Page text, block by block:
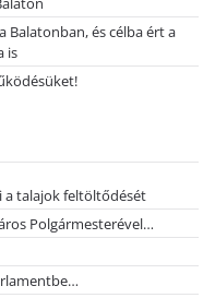
Balatonban, és célba ért a
is
a talajok feltöltődését
Polgármesterével…